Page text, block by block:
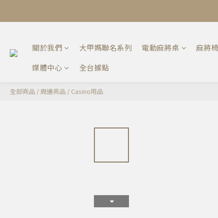
關於我們 大甲媽聯名系列 電動麻將桌
麻將
媒體中心
全台據點
全部商品 / 周邊商品 / Casino用品